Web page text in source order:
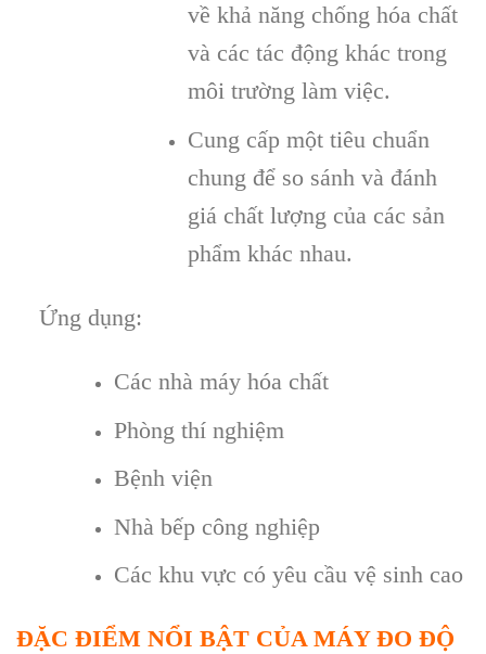
về khả năng chống hóa chất
và các tác động khác trong
môi trường làm việc.
Cung cấp một tiêu chuẩn
chung để so sánh và đánh
giá chất lượng của các sản
phẩm khác nhau.
Ứng dụng:
Các nhà máy hóa chất
Phòng thí nghiệm
Bệnh viện
Nhà bếp công nghiệp
Các khu vực có yêu cầu vệ sinh cao
ĐẶC ĐIỂM NỔI BẬT CỦA MÁY ĐO ĐỘ